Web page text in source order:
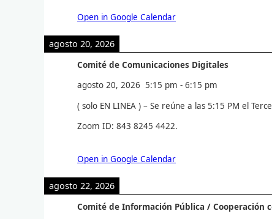
Open in Google Calendar
agosto 20, 2026
Comité de Comunicaciones Digitales
agosto 20, 2026 5:15 pm - 6:15 pm
( solo EN LINEA ) – Se reúne a las 5:15 PM el
Zoom ID: 843 8245 4422.
Open in Google Calendar
agosto 22, 2026
Comité de Información Pública / Cooperación